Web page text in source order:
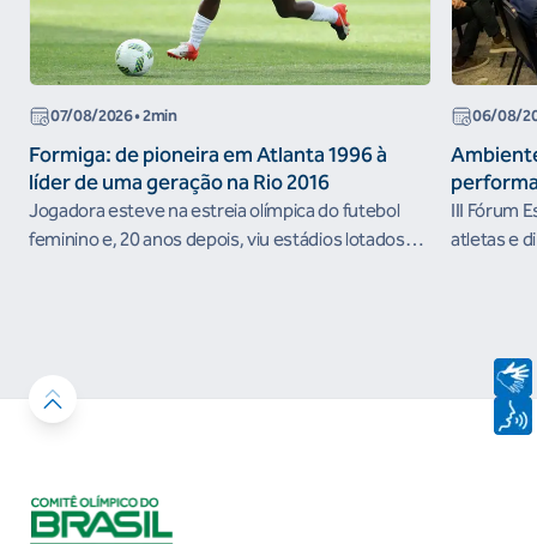
07/08/2026• 2min
Formiga: de pioneira em Atlanta 1996 à
líder de uma geração na Rio 2016
Jogadora esteve na estreia olímpica do futebol
feminino e, 20 anos depois, viu estádios lotados
06/08/
III Fórum
atletas e